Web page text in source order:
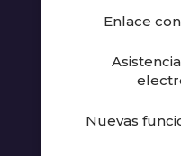
Enlace
Nuevas